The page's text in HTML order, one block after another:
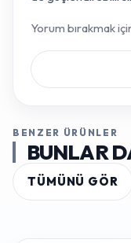
Yorum bırakmak
BENZER ÜRÜNLER
BUNLAR
TÜMÜNÜ GÖR